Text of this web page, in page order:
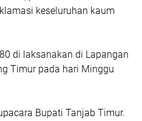
keseluruhan kaum
di laksanakan di Lapangan
Timur pada hari Minggu
Bupati Tanjab Timur.